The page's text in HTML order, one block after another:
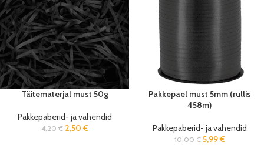
Täitematerjal must 50g
Pakkepaberid- ja vahendid
4,20€ 2,50 €
Pakkepael must 5mm (rullis
458m)
Pakkepaberid- ja vahendid
10,00€ 5,99€